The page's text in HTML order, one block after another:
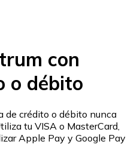
con
o débito
de crédito o débito nunca
tu VISA o MasterCard,
Apple Pay y Google Pay